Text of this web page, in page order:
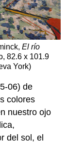
El río
82.6 x 101.9
York)
06) de
colores
nuestro ojo
del sol, el